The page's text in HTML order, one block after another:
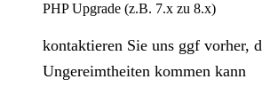
PHP Upgrade (z.B. 7.x zu 8.x)
kontaktieren Sie uns ggf vorher,
Ungereimtheiten kommen kann